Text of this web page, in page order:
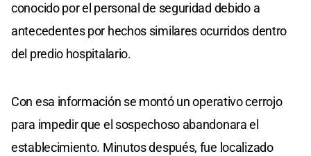
conocido por el personal de seguridad debido a
antecedentes por hechos similares ocurridos dentro
del predio hospitalario.
Con esa información se montó un operativo cerrojo
para impedir que el sospechoso abandonara el
establecimiento. Minutos después, fue localizado